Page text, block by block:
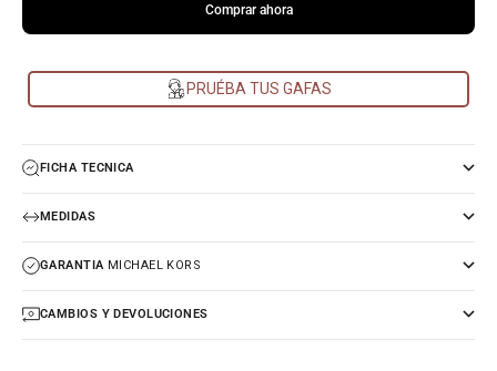
Comprar ahora
PRUÉBA TUS GAFAS
FICHA TECNICA
MEDIDAS
GARANTIAMICHAEL KORS
CAMBIOS Y DEVOLUCIONES